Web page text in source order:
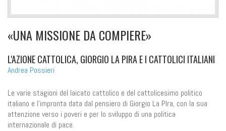
«UNA MISSIONE DA COMPIERE»
L'AZIONE CATTOLICA, GIORGIO LA PIRA E I CATTOLICI ITALIANI
Andrea Possieri
Le varie stagioni del laicato cattolico e del cattolicesimo politico
italiano e l'impronta data dal pensiero di Giorgio La PIra, con la sua
attenzione verso i poveri e per lo sviluppo di una politica
internazionale di pace.